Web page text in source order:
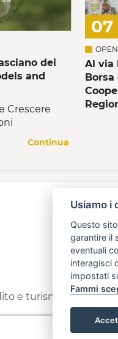
dei
and
Crescere
Continua
07
Al via
e turismo
Usiamo i
Questo
garantire il
eventuali
interagisci
impostati
Fammi